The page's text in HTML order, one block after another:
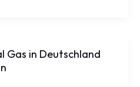
Gas in Deutschland